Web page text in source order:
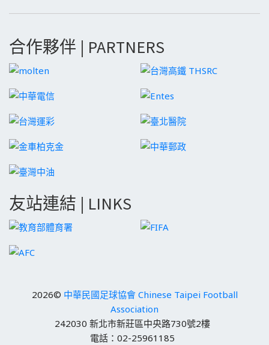
合作夥伴 | PARTNERS
友站連結 | LINKS
2026© 中華民國足球協會 Chinese Taipei Football
Association
242030 新北市新莊區中央路730號2樓
電話：02-25961185